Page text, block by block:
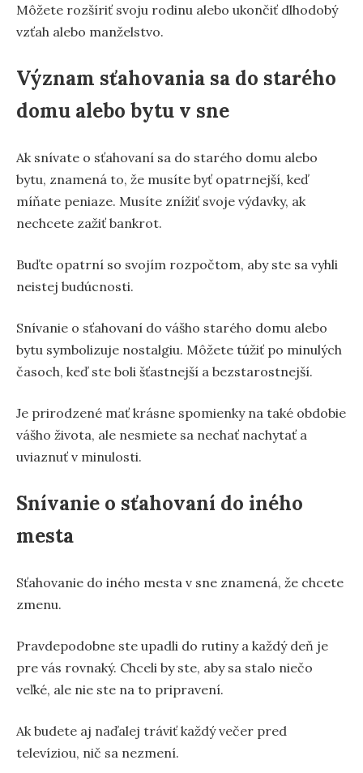
Môžete rozšíriť svoju rodinu alebo ukončiť dlhodobý
vzťah alebo manželstvo.
Význam sťahovania sa do starého
domu alebo bytu v sne
Ak snívate o sťahovaní sa do starého domu alebo
bytu, znamená to, že musíte byť opatrnejší, keď
míňate peniaze. Musíte znížiť svoje výdavky, ak
nechcete zažiť bankrot.
Buďte opatrní so svojím rozpočtom, aby ste sa vyhli
neistej budúcnosti.
Snívanie o sťahovaní do vášho starého domu alebo
bytu symbolizuje nostalgiu. Môžete túžiť po minulých
časoch, keď ste boli šťastnejší a bezstarostnejší.
Je prirodzené mať krásne spomienky na také obdobie
vášho života, ale nesmiete sa nechať nachytať a
uviaznuť v minulosti.
Snívanie o sťahovaní do iného
mesta
Sťahovanie do iného mesta v sne znamená, že chcete
zmenu.
Pravdepodobne ste upadli do rutiny a každý deň je
pre vás rovnaký. Chceli by ste, aby sa stalo niečo
veľké, ale nie ste na to pripravení.
Ak budete aj naďalej tráviť každý večer pred
televíziou, nič sa nezmení.